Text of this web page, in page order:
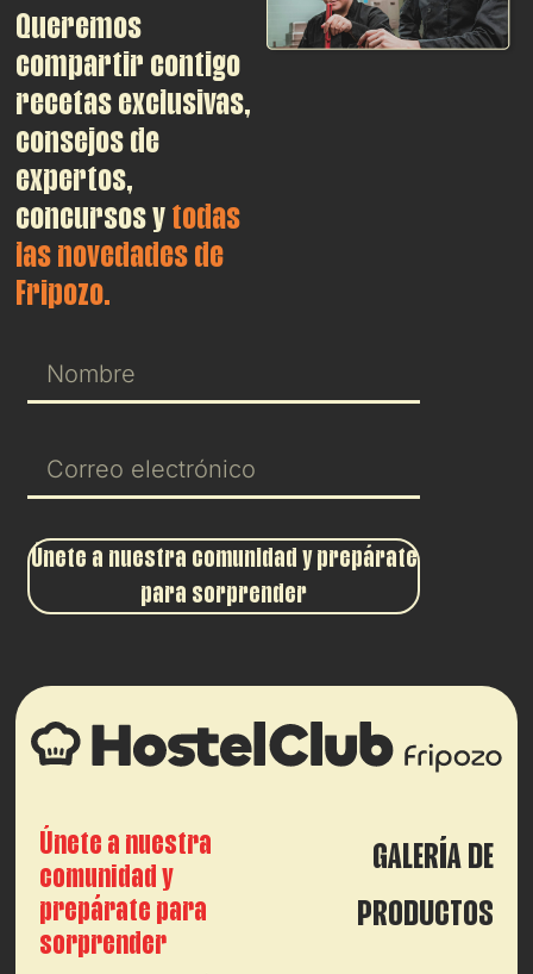
Queremos
compartir contigo
recetas exclusivas,
consejos de
expertos,
concursos ytodas
las novedades de
Fripozo.
Únete a nuestra comunidad y prepárate
para sorprender
Únete a nuestra
comunidad y
prepárate para
sorprender
GALERÍA DE
PRODUCTOS